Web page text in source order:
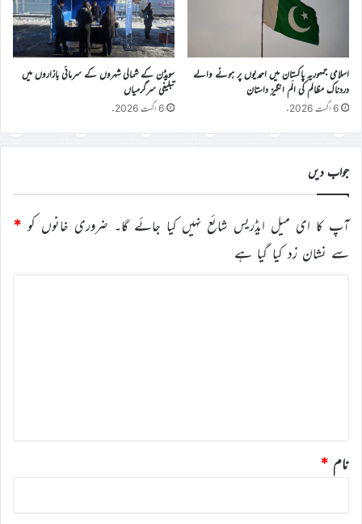
اسلامی جمہوریہ پاکستان میں احمدیوں پر ہونے والے
دردناک مظالم کی الَم انگیز داستان
6 اگست 2026ء
سویڈن کے شمالی شہروں کے سرمائی بازاروں میں
تبلیغی سرگرمیاں
6 اگست 2026ء
جواب دیں
آپ کا ای میل ایڈریس شائع نہیں کیا جائے گا۔ ضروری خانوں کو *
سے نشان زد کیا گیا ہے
نام *